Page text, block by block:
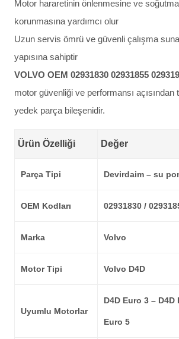
Motor hararetinin önlenmesine ve
korunmasına yardımcı olur
Uzun servis ömrü ve güvenli çalışma
yapısına sahiptir
VOLVO OEM 02931830 02931855
motor güvenliği ve performansı açısından
yedek parça bileşenidir.
Ürün Özelliği Değer
Parça Tipi Devirdaim – su
OEM Kodları 02931830 /
Marka Volvo
Motor Tipi Volvo D4D
Uyumlu Motorlar
D4D Euro 3 – D4D
Euro 5